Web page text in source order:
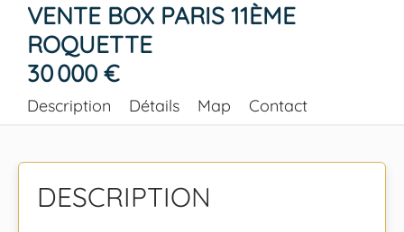
VENTE BOX PARIS 11ÈME
ROQUETTE
30 000 €
Description Détails Map Contact
DESCRIPTION